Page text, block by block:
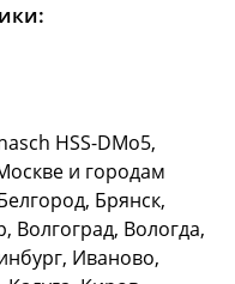
HSS-DMo5,
и городам
Брянск,
Волгоград, Вологда,
Иваново,